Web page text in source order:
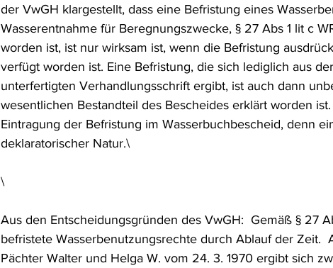
der VwGH klargestellt, dass eine Befristung eines
Wasserentnahme für Beregnungszwecke, § 27 Abs 1 lit c
worden ist, ist nur wirksam ist, wenn die Befristung
verfügt worden ist. Eine Befristung, die sich lediglich aus
unterfertigten Verhandlungsschrift ergibt, ist auch dann
wesentlichen Bestandteil des Bescheides erklärt worden
Eintragung der Befristung im Wasserbuchbescheid, denn
deklaratorischer Natur.\
\
Aus den Entscheidungsgründen des VwGH:  Gemäß § 27
befristete Wasserbenutzungsrechte durch Ablauf der Zeit.
Pächter Walter und Helga W. vom 24. 3. 1970 ergibt sich